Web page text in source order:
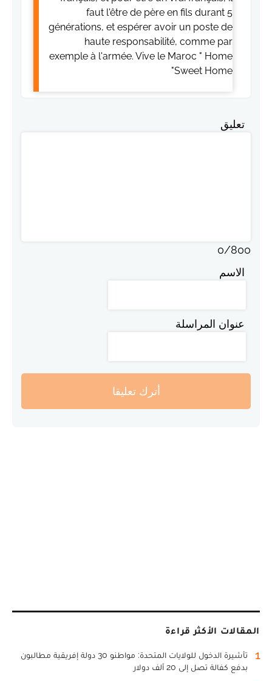
faut l'être de père en fils durant 5
générations, et espérer avoir un poste de
haute responsabilité, comme par
exemple à l'armée. Vive le Maroc " Home
Sweet Home"
تعليق
0/800
الاسم
عنوان المراسلة
أترك تعليقا
المقالات الأكثر قراءة
1
تأشيرة الدخول للولايات المتحدة: مواطنو 30 دولة إفريقية مطالبون
بدفع كفالة تصل إلى 20 ألف دولار